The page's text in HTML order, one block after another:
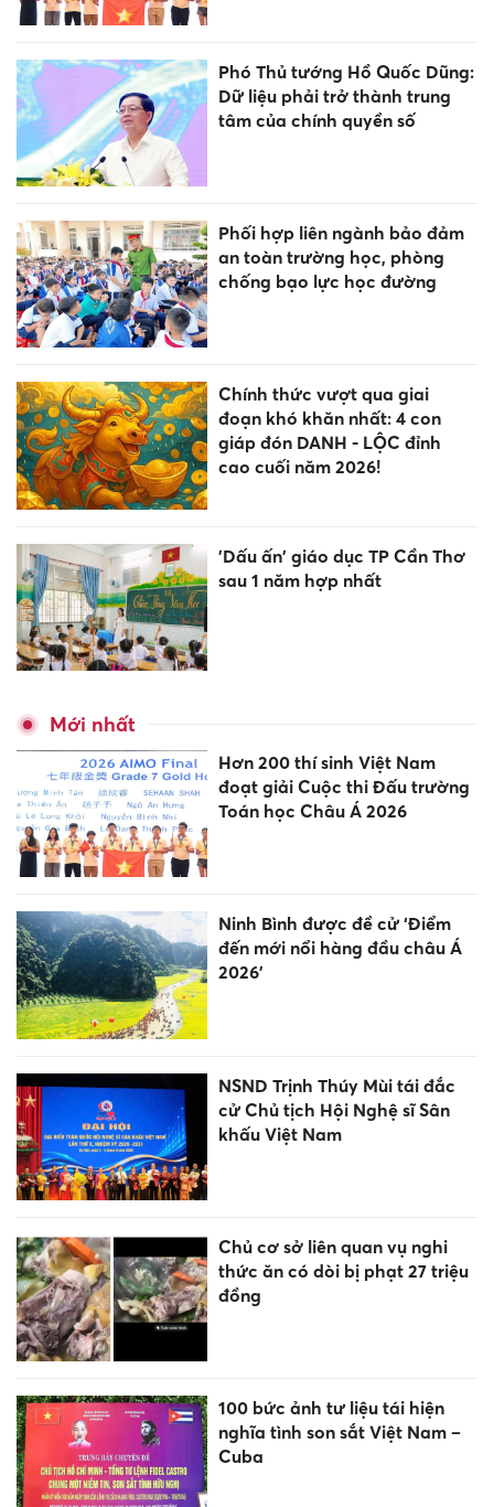
Phó Thủ tướng Hồ Quốc Dũng:
Dữ liệu phải trở thành trung
tâm của chính quyền số
Phối hợp liên ngành bảo đảm
an toàn trường học, phòng
chống bạo lực học đường
Chính thức vượt qua giai
đoạn khó khăn nhất: 4 con
giáp đón DANH - LỘC đỉnh
cao cuối năm 2026!
'Dấu ấn' giáo dục TP Cần Thơ
sau 1 năm hợp nhất
Mới nhất
Hơn 200 thí sinh Việt Nam
đoạt giải Cuộc thi Đấu trường
Toán học Châu Á 2026
Ninh Bình được đề cử ‘Điểm
đến mới nổi hàng đầu châu Á
2026’
NSND Trịnh Thúy Mùi tái đắc
cử Chủ tịch Hội Nghệ sĩ Sân
khấu Việt Nam
Chủ cơ sở liên quan vụ nghi
thức ăn có dòi bị phạt 27 triệu
đồng
100 bức ảnh tư liệu tái hiện
nghĩa tình son sắt Việt Nam –
Cuba